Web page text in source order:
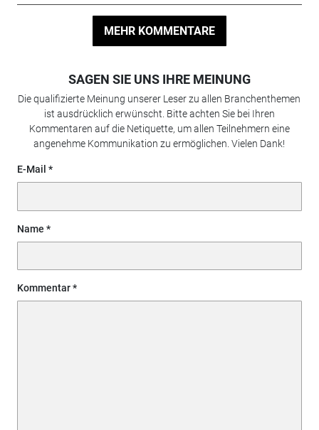
MEHR KOMMENTARE
SAGEN SIE UNS IHRE MEINUNG
Die qualifizierte Meinung unserer Leser zu allen Branchenthemen
ist ausdrücklich erwünscht. Bitte achten Sie bei Ihren
Kommentaren auf die Netiquette, um allen Teilnehmern eine
angenehme Kommunikation zu ermöglichen. Vielen Dank!
E-Mail
Name
Kommentar